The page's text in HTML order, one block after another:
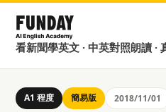
看新聞學英文 · 中英對照朗讀 ·
A1 程度 簡易版 2018/11/01